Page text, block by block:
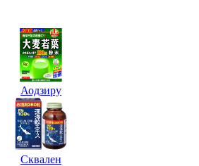
Аодзиру
Сквален